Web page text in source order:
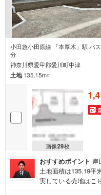
小田急小田原線 「本厚木」駅 バ
分
神奈川県愛甲郡愛川町中津
土地135.15m2
画像29枚
おすすめポイント 岸
土地面積は135.19平
実している売地はこ